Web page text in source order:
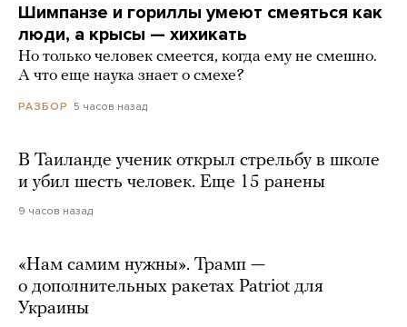
Шимпанзе и гориллы умеют смеяться как
люди, а крысы — хихикать
Но только человек смеется, когда ему не смешно.
А что еще наука знает о смехе?
РАЗБОР 5 часов назад
В Таиланде ученик открыл стрельбу в школе
и убил шесть человек. Еще 15 ранены
9 часов назад
«Нам самим нужны». Трамп —
о дополнительных ракетах Patriot для
Украины